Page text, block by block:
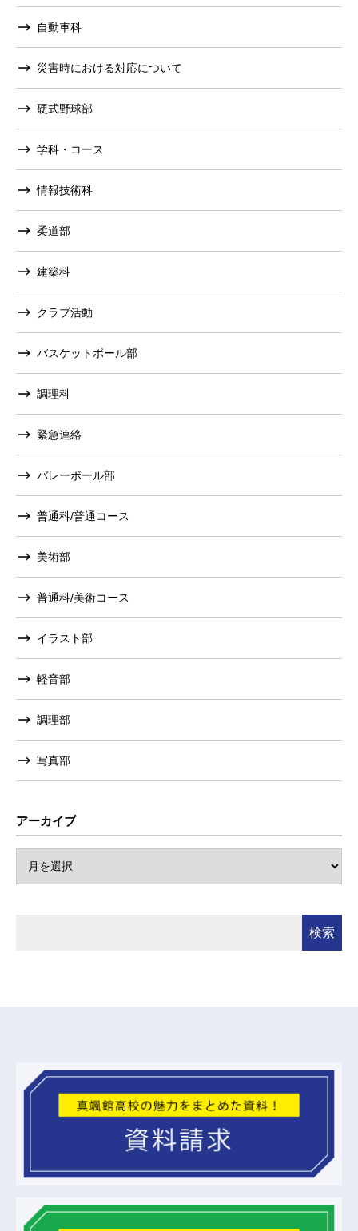
自動車科
災害時における対応について
硬式野球部
学科・コース
情報技術科
柔道部
建築科
クラブ活動
バスケットボール部
調理科
緊急連絡
バレーボール部
普通科/普通コース
美術部
普通科/美術コース
イラスト部
軽音部
調理部
写真部
アーカイブ